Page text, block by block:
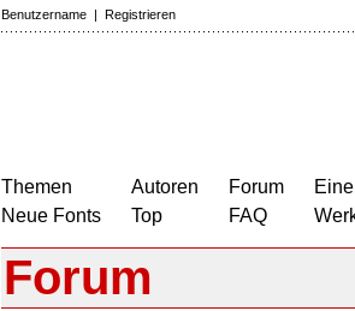
Benutzername | Registrieren
Themen
Neue Fonts
Autoren
Top
Forum
FAQ
Forum